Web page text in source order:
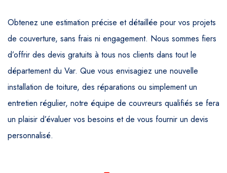
Obtenez une estimation précise et détaillée pour vos projets
de couverture, sans frais ni engagement. Nous sommes fiers
d’offrir des devis gratuits à tous nos clients dans tout le
département du Var. Que vous envisagiez une nouvelle
installation de toiture, des réparations ou simplement un
entretien régulier, notre équipe de couvreurs qualifiés se fera
un plaisir d’évaluer vos besoins et de vous fournir un devis
personnalisé.